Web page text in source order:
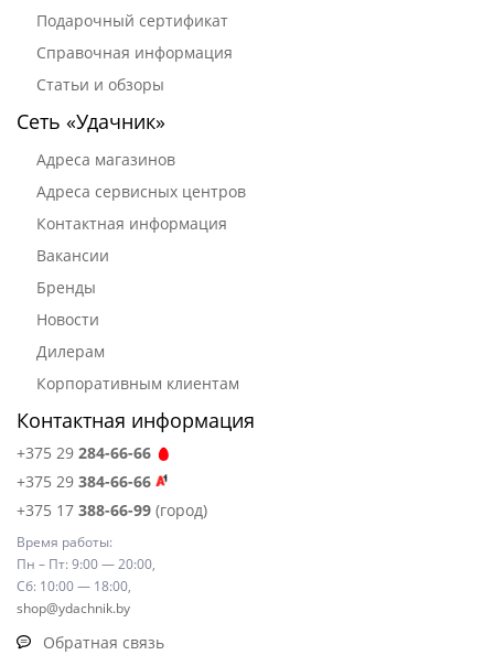
Подарочный сертификат
Справочная информация
Статьи и обзоры
Сеть «Удачник»
Адреса магазинов
Адреса сервисных центров
Контактная информация
Вакансии
Бренды
Новости
Дилерам
Корпоративным клиентам
Контактная информация
+375 29 284-66-66
+375 29 384-66-66
+375 17 388-66-99 (город)
Время работы:
Пн – Пт: 9:00 — 20:00,
Сб: 10:00 — 18:00,
shop@ydachnik.by
Обратная связь